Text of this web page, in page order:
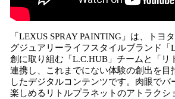
「LEXUS SPRAY PAINTING」は、トヨ
グジュアリーライフスタイルブランド「
創に取り組む「L.C.HUB」チームと「リ
連携し、これまでにない体験の創出を目
したデジタルコンテンツです。肉眼でバ
楽しめるリトルプラネットのアトラクシ